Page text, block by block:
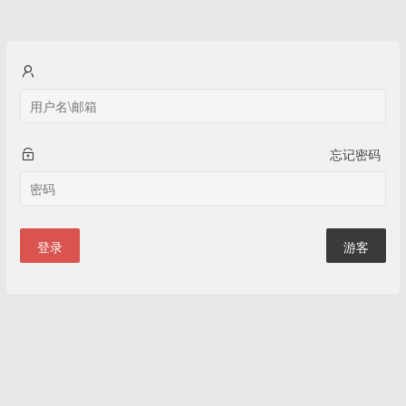
忘记密码
登录 游客